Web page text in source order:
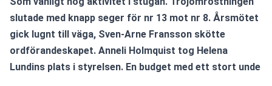
slutade med knapp seger för nr 13 mot nr 8. Årsmötet
gick lugnt till väga, Sven-Arne Fransson skötte
ordförandeskapet. Anneli Holmquist tog Helena
Lundins plats i styrelsen. En budget med ett stort unde